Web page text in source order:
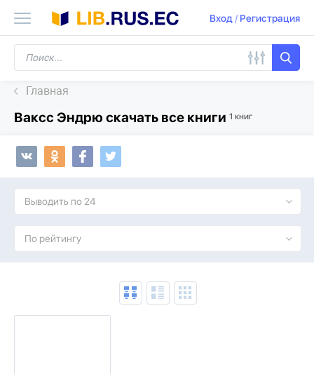
Вход/ Регистрация
Главная
Ваксс Эндрю скачать все книги 1 книг
Выводить по 24
По рейтингу